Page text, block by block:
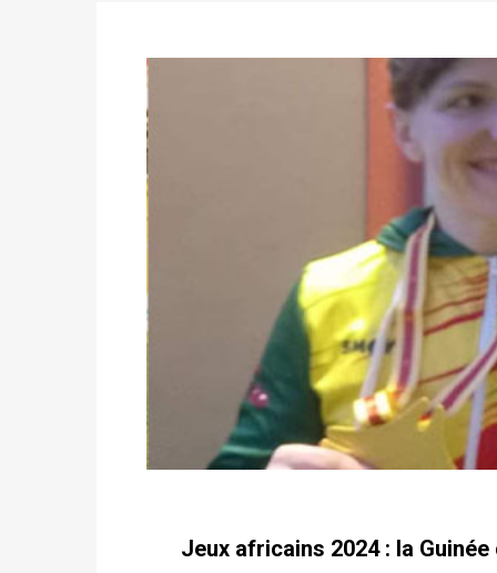
Politique-Délégués de bureaux de vote
avant le 16 mai 2026 à 16h
Proclamation des résultats
statistiques des législatives et communales
Suite de la publication des
ce 03 juin à 14h
Politique Suite de la publication des
– mardi 02 juin à 17h
Jeux africains 2024 : la